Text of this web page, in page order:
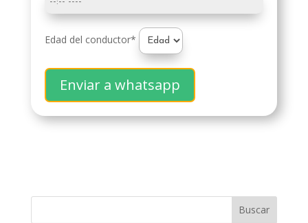
Edad del conductor*
Enviar a whatsapp